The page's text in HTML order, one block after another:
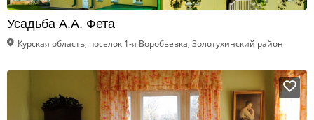
Усадьба А.А. Фета
Курская область, поселок 1-я Воробьевка, Золотухинский район